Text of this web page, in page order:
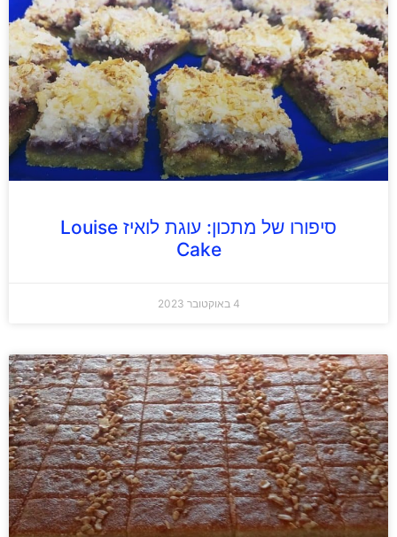
סיפורו של מתכון: עוגת לואיז Louise
Cake
4 באוקטובר 2023